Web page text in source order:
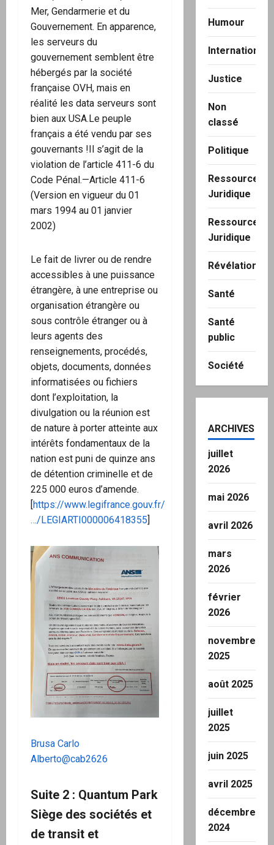
Mer, Gendarmerie et du
Gouvernement. En apparence,
les serveurs du
gouvernement semblent être
hébergés par la société
française OVH, mais en
réalité les data serveurs sont
bien aux USA.Le peuple
français a été vendu par ses
gouvernants !Il s’agit de la
violation de l’article 411-6 du
Code Pénal.—Article 411-6
(Version en vigueur du 01
mars 1994 au 01 janvier
2002)
Le fait de livrer ou de rendre
accessibles à une puissance
étrangère, à une entreprise ou
organisation étrangère ou
sous contrôle étranger ou à
leurs agents des
renseignements, procédés,
objets, documents, données
informatisées ou fichiers
dont l’exploitation, la
divulgation ou la réunion est
de nature à porter atteinte aux
intérêts fondamentaux de la
nation est puni de quinze ans
de détention criminelle et de
225 000 euros d’amende.
https://www.legifrance.gouv.fr/
…/LEGIARTI000006418355
Brusa Carlo
Alberto@cab2626
Suite 2 : Quantum Park
Siège des sociétés et
de transit et
Humour
International
Justice
Non
classé
Politique
Ressource
Juridique
Ressource
Juridique
Révélation
Santé
Santé
public
Société
ARCHIVES
juillet
2026
mai 2026
avril 2026
mars
2026
février
2026
novembre
2025
août 2025
juillet
2025
juin 2025
avril 2025
décembre
2024